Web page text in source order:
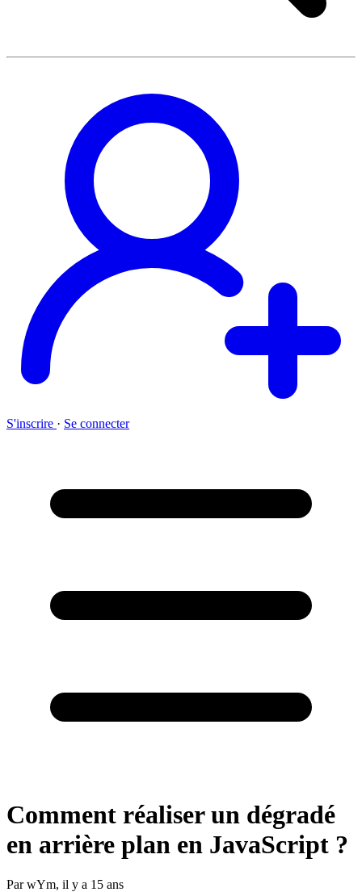
S'inscrire · Se connecter
Comment réaliser un dégradé
en arrière plan en JavaScript ?
ParwYm, il y a 15 ans